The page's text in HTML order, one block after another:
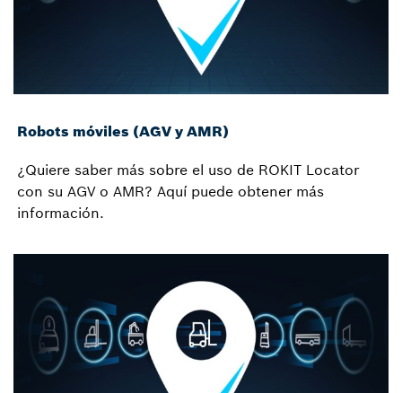
Robots móviles (AGV y AMR)
¿Quiere saber más sobre el uso de ROKIT Locator
con su AGV o AMR? Aquí puede obtener más
información.